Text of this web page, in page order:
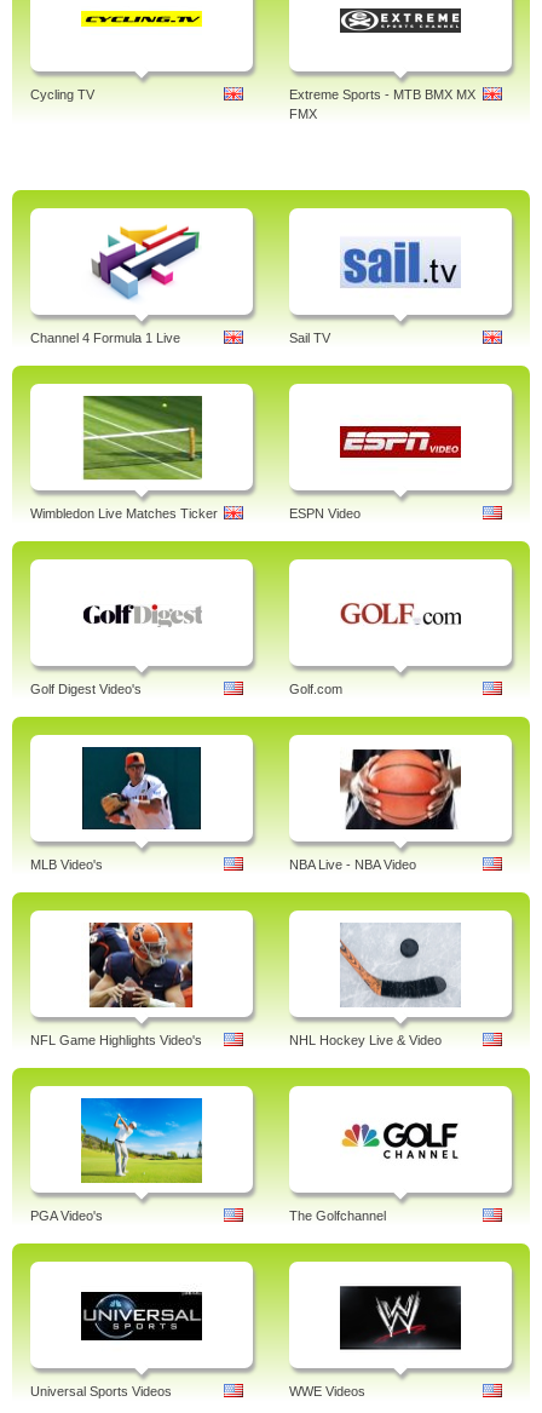
Cycling TV
Extreme Sports - MTB BMX MX
FMX
Channel 4 Formula 1 Live Sail TV
Wimbledon Live Matches Ticker ESPN Video
Golf Digest Video's Golf.com
MLB Video's NBA Live - NBA Video
NFL Game Highlights Video's NHL Hockey Live & Video
PGA Video's The Golfchannel
Universal Sports Videos WWE Videos